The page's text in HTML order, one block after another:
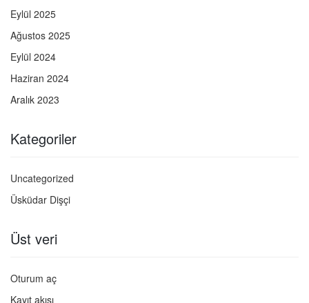
Eylül 2025
Ağustos 2025
Eylül 2024
Haziran 2024
Aralık 2023
Kategoriler
Uncategorized
Üsküdar Dişçi
Üst veri
Oturum aç
Kayıt akışı